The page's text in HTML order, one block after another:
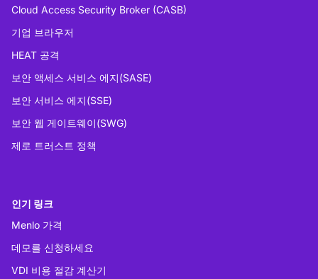
Cloud Access Security Broker (CASB)
기업 브라우저
HEAT 공격
보안 액세스 서비스 에지(SASE)
보안 서비스 에지(SSE)
보안 웹 게이트웨이(SWG)
제로 트러스트 정책
인기 링크
Menlo 가격
데모를 신청하세요
VDI 비용 절감 계산기